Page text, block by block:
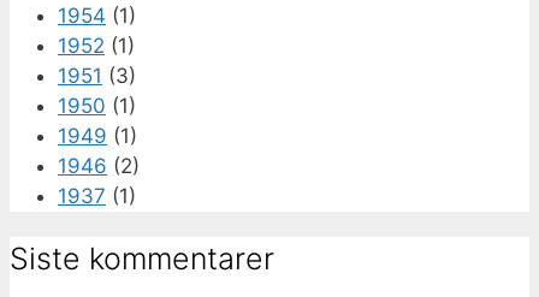
1954 (1)
1952 (1)
1951 (3)
1950 (1)
1949 (1)
1946 (2)
1937 (1)
Siste kommentarer